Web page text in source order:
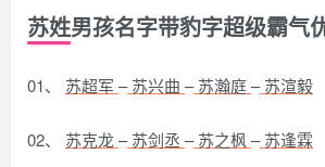
苏姓男孩名字带豹字超级霸气
01、 苏超军 –苏兴曲 –苏瀚庭–苏渲毅
02、 苏克龙–苏剑丞 –苏之枫 –苏逢霖